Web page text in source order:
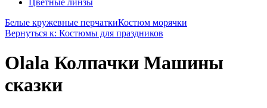
Цветные линзы
Белые кружевные перчаткиКостюм морячки
Вернуться к: Костюмы для праздников
Olala Колпачки Машины
сказки